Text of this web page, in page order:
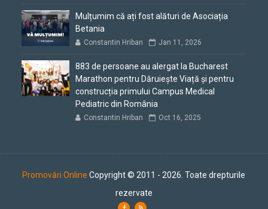
Mulțumim că ați fost alături de Asociația
Betania
Constantin Hriban Jan 11, 2026
883 de persoane au alergat la Bucharest
Marathon pentru Dăruiește Viață și pentru
construcția primului Campus Medical
Pediatric din România
Constantin Hriban Oct 16, 2025
Promovări Online Copyright © 2011 - 2026. Toate drepturile
rezervate